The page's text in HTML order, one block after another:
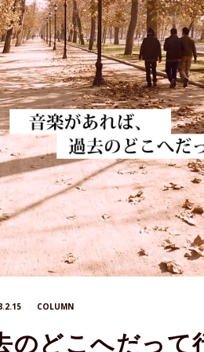
COLUMN
のどこへだって